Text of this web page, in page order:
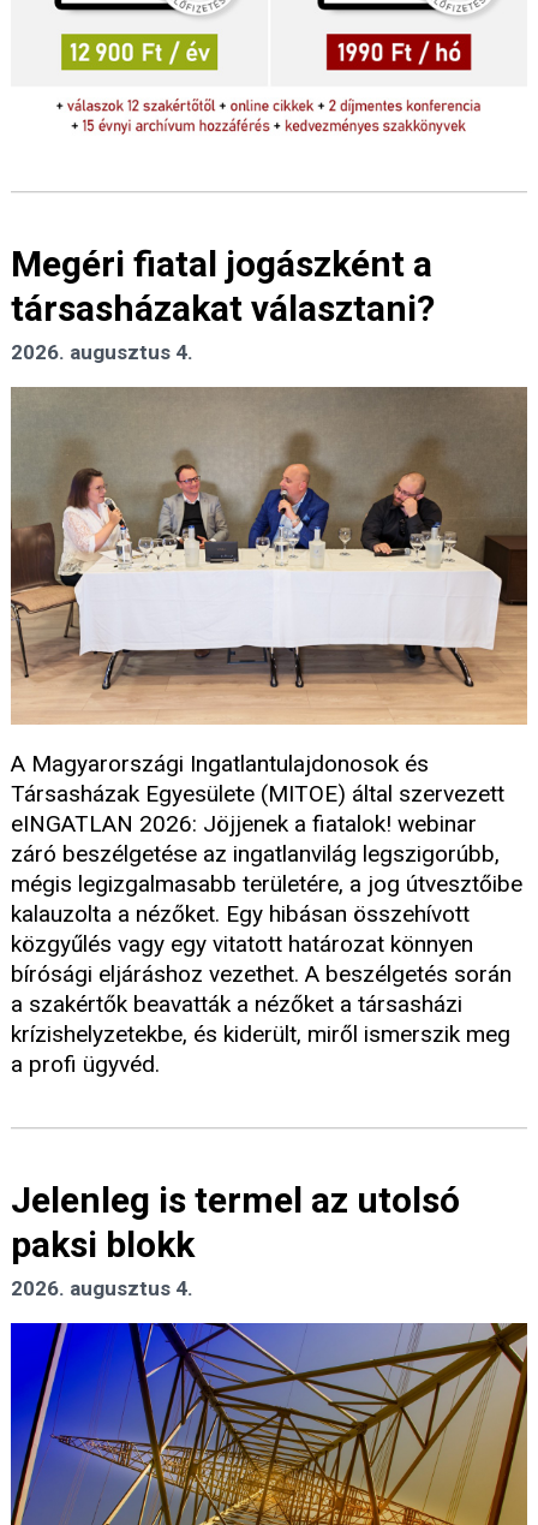
Megéri fiatal jogászként a
társasházakat választani?
2026. augusztus 4.
A Magyarországi Ingatlantulajdonosok és
Társasházak Egyesülete (MITOE) által szervezett
eINGATLAN 2026: Jöjjenek a fiatalok! webinar
záró beszélgetése az ingatlanvilág legszigorúbb,
mégis legizgalmasabb területére, a jog útvesztőibe
kalauzolta a nézőket. Egy hibásan összehívott
közgyűlés vagy egy vitatott határozat könnyen
bírósági eljáráshoz vezethet. A beszélgetés során
a szakértők beavatták a nézőket a társasházi
krízishelyzetekbe, és kiderült, miről ismerszik meg
a profi ügyvéd.
Jelenleg is termel az utolsó
paksi blokk
2026. augusztus 4.